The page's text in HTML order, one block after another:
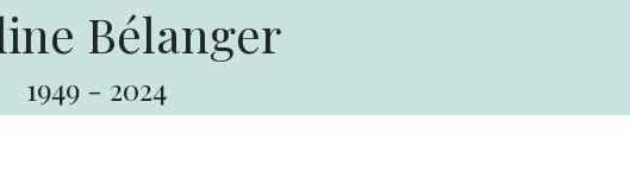
Bélanger
1949 - 2024